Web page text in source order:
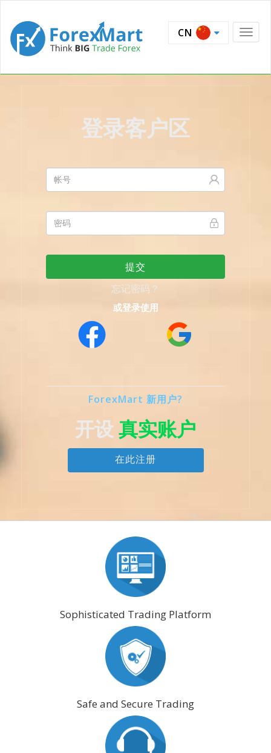
CN
登录客户区
提交
忘记密码？
或登录使用
ForexMart 新用户?
开设真实账户
在此注册
Sophisticated Trading Platform
Safe and Secure Trading